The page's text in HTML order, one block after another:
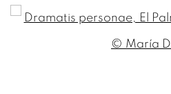
Open a larger version of